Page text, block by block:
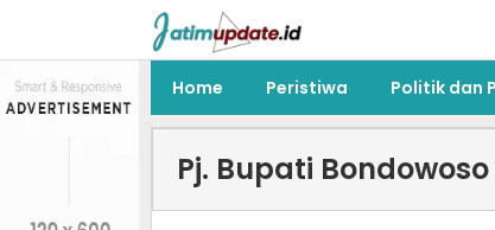
Home Peristiwa Politik dan
Pj. Bupati